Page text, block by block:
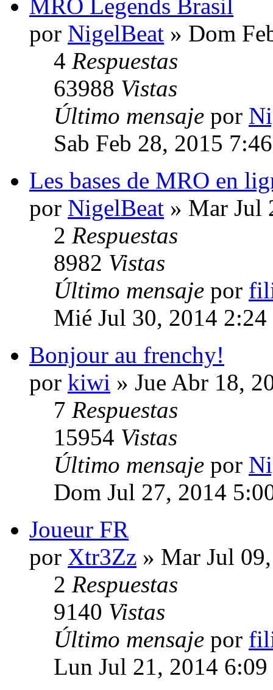
MRO Legends Brasil
por NigelBeat » Dom
4 Respuestas
63988 Vistas
Último mensaje por
Sab Feb 28, 2015
Les bases de MRO en
por NigelBeat » Mar Jul
2 Respuestas
8982 Vistas
Último mensaje por
Mié Jul 30, 2014 2:24
Bonjour au frenchy!
por kiwi » Jue Abr 18,
7 Respuestas
15954 Vistas
Último mensaje por
Dom Jul 27, 2014
Joueur FR
por Xtr3Zz » Mar Jul
2 Respuestas
9140 Vistas
Último mensaje por
Lun Jul 21, 2014 6:09